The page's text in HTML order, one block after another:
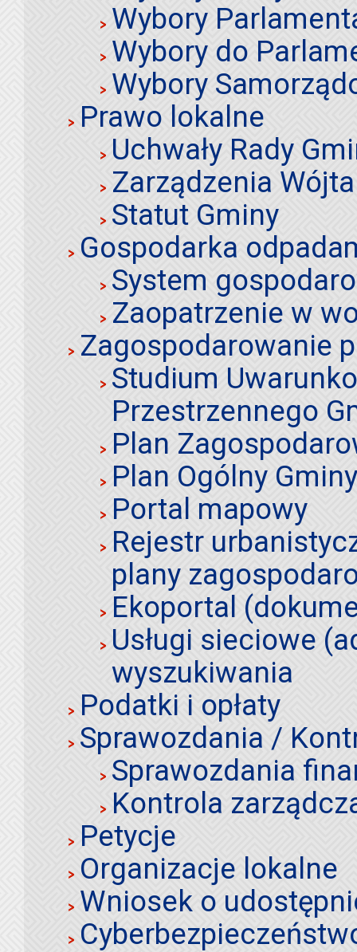
Wybory
Wybory do
Wybory
Prawo lokalne
Uchwały Rady
Zarządzenia Wójta
Statut Gminy
Gospodarka
System
Zaopatrzenie w
Zagospodarowanie
Studium
Przestrzennego
Plan
Plan Ogólny
Portal mapowy
Rejestr
plany
Ekoportal
Usługi sieciowe
wyszukiwania
Podatki i opłaty
Sprawozdania /
Sprawozdania
Kontrola
Petycje
Organizacje lokalne
Wniosek o